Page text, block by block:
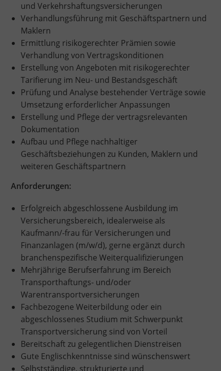
und Verkehrshaftungsversicherungen
Verhandlungsführung mit Geschäftspartnern und
Maklern
Ermittlung risikogerechter Prämien sowie
Verhandlung von Vertragskonditionen
Erstellung von Angeboten mit risikogerechter
Tarifierung im Neu- und Bestandsgeschäft
Prüfung und Analyse bestehender Verträge sowie
Umsetzung erforderlicher Anpassungen
Erstellung und Pflege der vertragsrelevanten
Dokumentation
Aufbau und Pflege nachhaltiger
Geschäftsbeziehungen zu Kunden, Maklern und
weiteren Geschäftspartnern
Anforderungen:
Erfolgreich abgeschlossene Ausbildung im
Versicherungsbereich, idealerweise als
Kaufmann/-frau für Versicherungen und
Finanzanlagen (m/w/d), gerne ergänzt durch
branchenspezifische Weiterqualifizierungen
Mehrjährige Berufserfahrung im Bereich
Transporthaftungs- und/oder
Warentransportversicherungen
Fachbezogene Weiterbildung oder ein
abgeschlossenes Studium mit Schwerpunkt
Transportversicherung sind von Vorteil
Bereitschaft zu gelegentlichen Dienstreisen
Gute Englischkenntnisse sind wünschenswert
Selbstständige, strukturierte und